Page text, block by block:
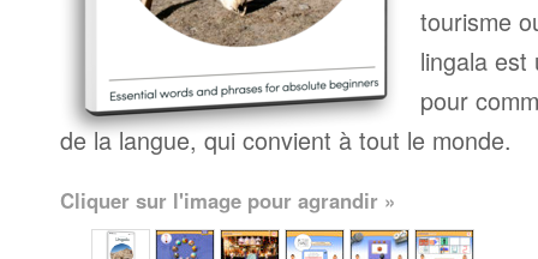
tourisme
lingala est
pour
de la langue, qui convient à tout le monde.
Cliquer sur l'image pour agrandir »